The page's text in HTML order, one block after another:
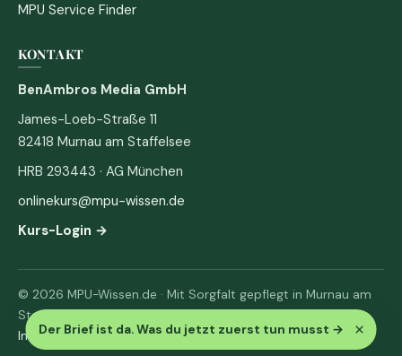
Der Brief ist da. Was du jetzt zuerst tun musst → ×
MPU Service Finder
KONTAKT
BenAmbros Media GmbH
James-Loeb-Straße 11
82418 Murnau am Staffelsee
HRB 293443 · AG München
onlinekurs@mpu-wissen.de
Kurs-Login →
© 2026 MPU-Wissen.de · Mit Sorgfalt gepflegt in Murnau am
Staffelsee
Impressum· Datenschutz & AGB